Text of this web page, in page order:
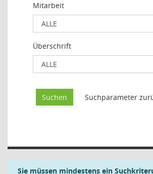
Mitarbeit
Überschrift
Sie müssen mindestens ein